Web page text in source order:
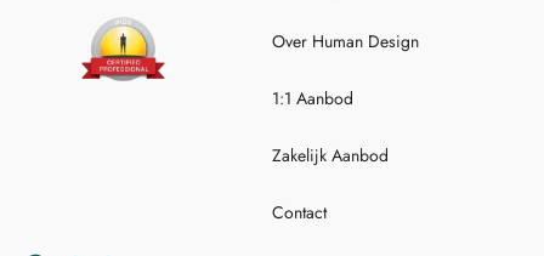
Over Human Design
1:1 Aanbod
Zakelijk Aanbod
Contact